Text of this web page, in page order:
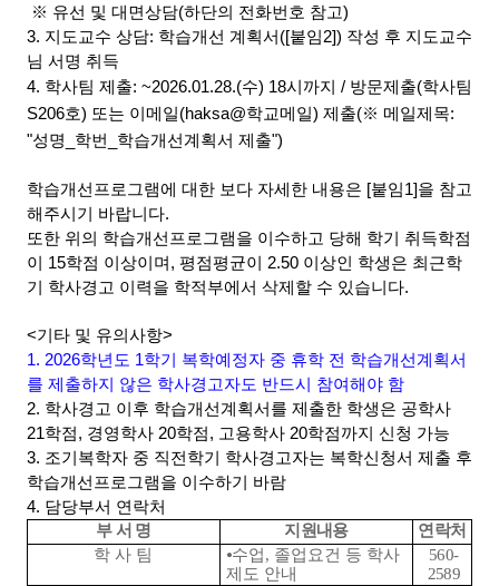
※ 유선 및 대면상담(하단의 전화번호 참고)
3. 지도교수 상담: 학습개선 계획서([붙임2]) 작성 후 지도교수
님 서명 취득
4. 학사팀 제출: ~2026.01.28.(수) 18시까지 / 방문제출(학사팀
S206호) 또는 이메일(haksa@학교메일) 제출(※ 메일제목:
"성명_학번_학습개선계획서 제출")
학습개선프로그램에 대한 보다 자세한 내용은 [붙임1]을 참고
해주시기 바랍니다.
또한 위의 학습개선프로그램을 이수하고 당해 학기 취득학점
이 15학점 이상이며, 평점평균이 2.50 이상인 학생은 최근학
기 학사경고 이력을 학적부에서 삭제할 수 있습니다.
<기타 및 유의사항>
1. 2026학년도 1학기 복학예정자 중 휴학 전 학습개선계획서
를 제출하지 않은 학사경고자도 반드시 참여해야 함
2. 학사경고 이후 학습개선계획서를 제출한 학생은 공학사
21학점, 경영학사 20학점, 고용학사 20학점까지 신청 가능
3. 조기복학자 중 직전학기 학사경고자는 복학신청서 제출 후
학습개선프로그램을 이수하기 바람
4. 담당부서 연락처
부 서 명
지원내용
연락처
학 사 팀
⦁수업, 졸업요건 등 학사
제도 안내
560-
2589